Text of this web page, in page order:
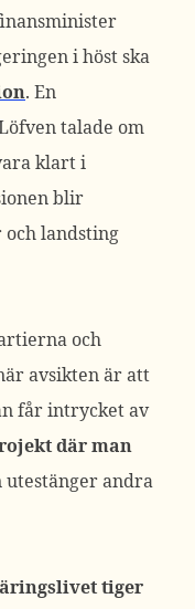
i höst ska
. En
talade om
klart i
blir
landsting
och
avsikten är att
får intrycket av
där man
utestänger andra
tiger